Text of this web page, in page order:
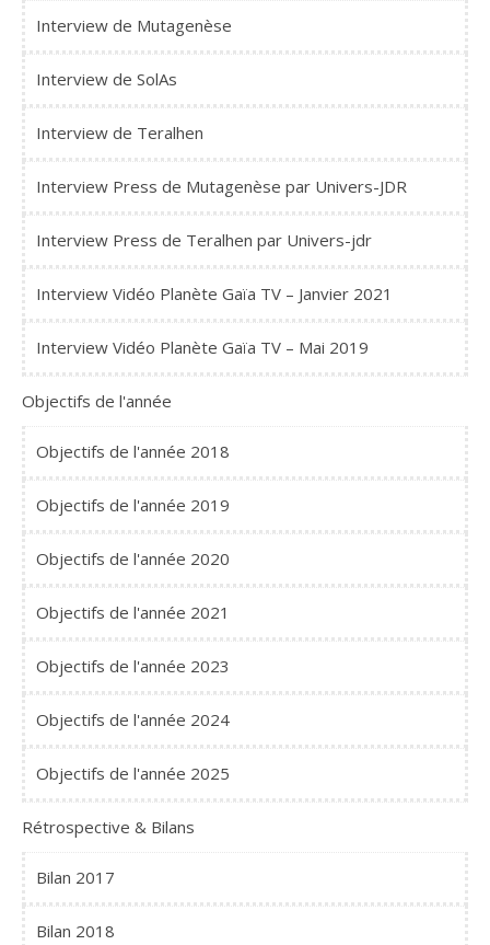
Interview de Mutagenèse
Interview de SolAs
Interview de Teralhen
Interview Press de Mutagenèse par Univers-JDR
Interview Press de Teralhen par Univers-jdr
Interview Vidéo Planète Gaïa TV – Janvier 2021
Interview Vidéo Planète Gaïa TV – Mai 2019
Objectifs de l'année
Objectifs de l'année 2018
Objectifs de l'année 2019
Objectifs de l'année 2020
Objectifs de l'année 2021
Objectifs de l'année 2023
Objectifs de l'année 2024
Objectifs de l'année 2025
Rétrospective & Bilans
Bilan 2017
Bilan 2018